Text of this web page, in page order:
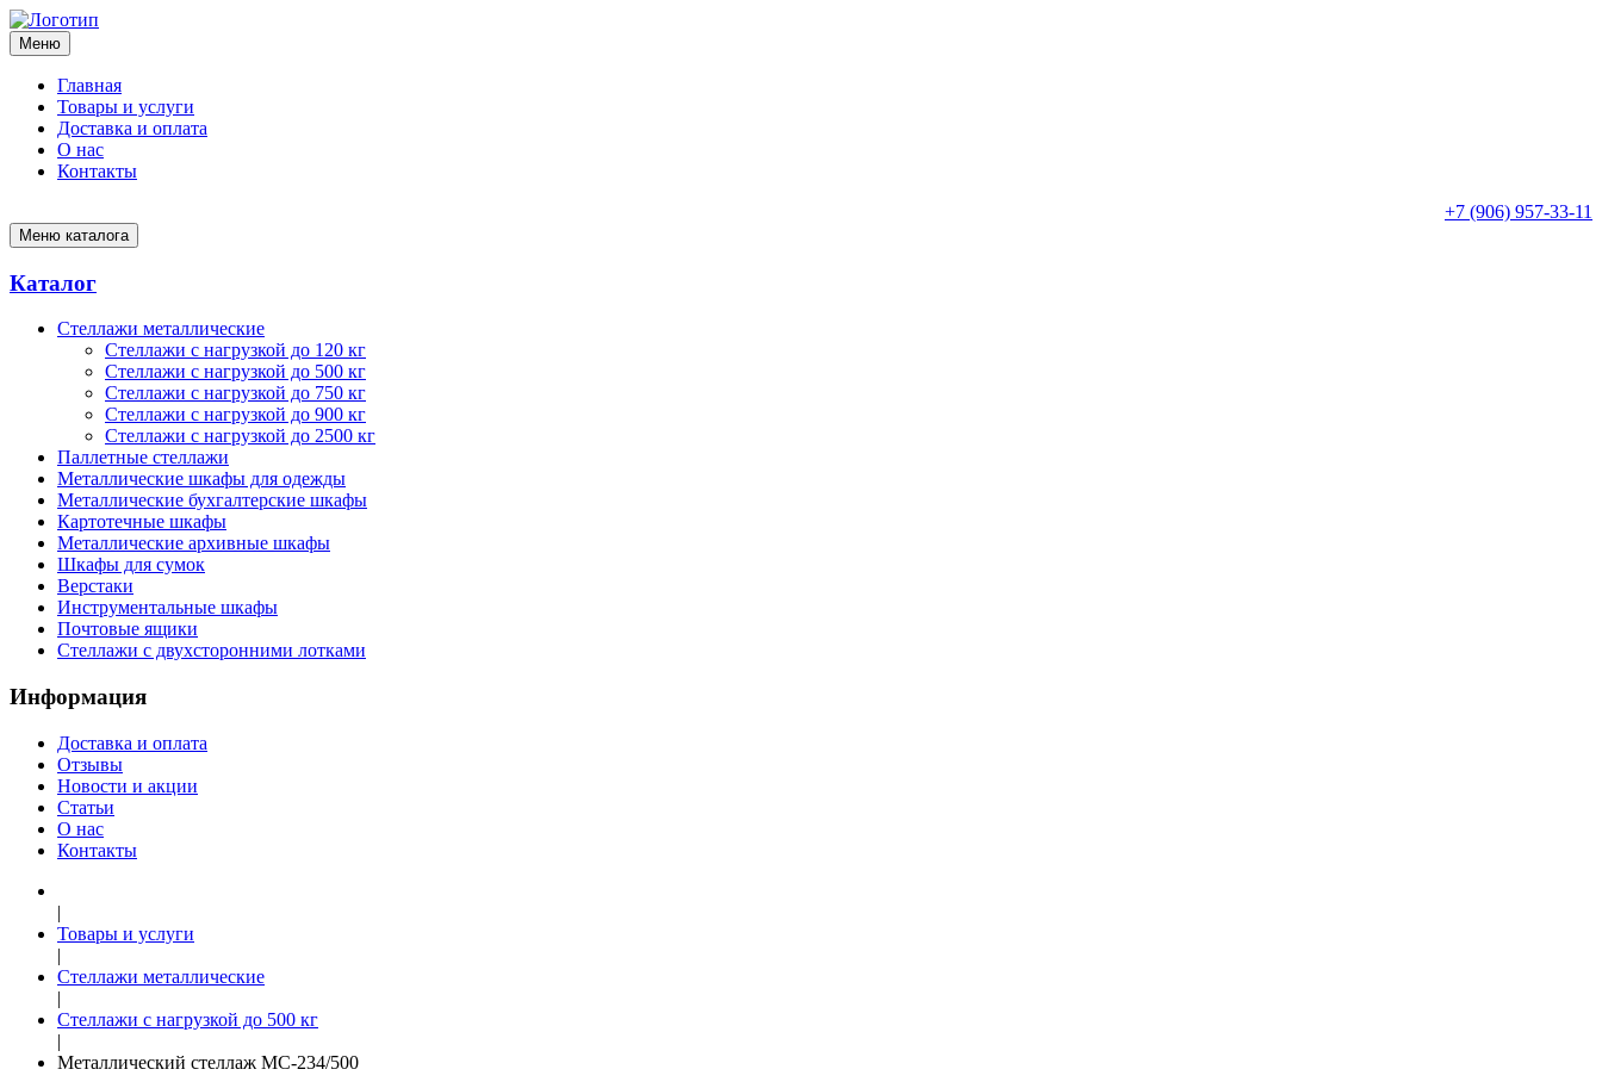
Меню
Главная
Товары и услуги
Доставка и оплата
О нас
Контакты
+7 (906) 957-33-11
Меню каталога
Каталог
Стеллажи металлические
Cтеллажи с нагрузкой до 120 кг
Cтеллажи с нагрузкой до 500 кг
Стеллажи с нагрузкой до 750 кг
Стеллажи с нагрузкой до 900 кг
Стеллажи с нагрузкой до 2500 кг
Паллетные стеллажи
Металлические шкафы для одежды
Металлические бухгалтерские шкафы
Картотечные шкафы
Металлические архивные шкафы
Шкафы для сумок
Верстаки
Инструментальные шкафы
Почтовые ящики
Стеллажи с двухсторонними лотками
Информация
Доставка и оплата
Отзывы
Новости и акции
Статьи
О нас
Контакты
|
Товары и услуги
|
Стеллажи металлические
|
Cтеллажи с нагрузкой до 500 кг
|
Металлический стеллаж МС-234/500